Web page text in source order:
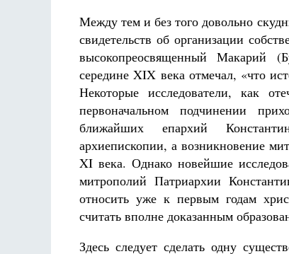
Между тем и без того довольно
свидетельств об организации
высокопреосвященный Макарий
середине XIX века отмечал, «что
Некоторые исследователи, как
первоначальном подчинении
ближайших епархий
архиепископии, а возникновение
XI века. Однако новейшие
митрополий Патриархии
относить уже к первым годам
считать вполне доказанным
Здесь следует сделать одну